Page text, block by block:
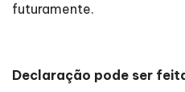
futuramente.
Declaração pode ser